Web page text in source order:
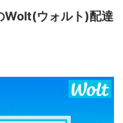
Wolt(ウォルト)配達